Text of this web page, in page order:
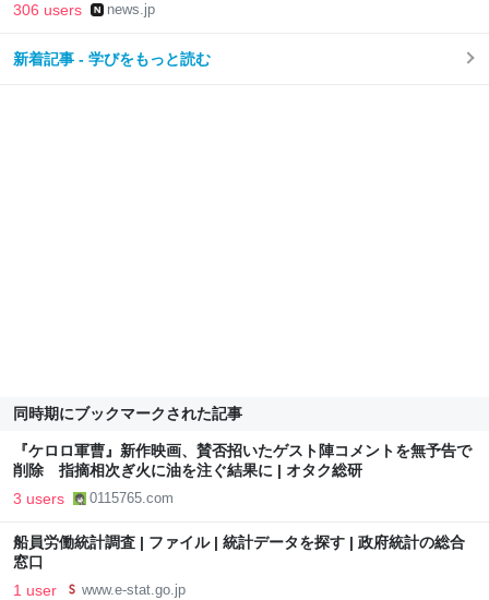
306 users news.jp
新着記事 - 学びをもっと読む
同時期にブックマークされた記事
『ケロロ軍曹』新作映画、賛否招いたゲスト陣コメントを無予告で
削除 指摘相次ぎ火に油を注ぐ結果に | オタク総研
3 users 0115765.com
船員労働統計調査 | ファイル | 統計データを探す | 政府統計の総合
窓口
1 user www.e-stat.go.jp